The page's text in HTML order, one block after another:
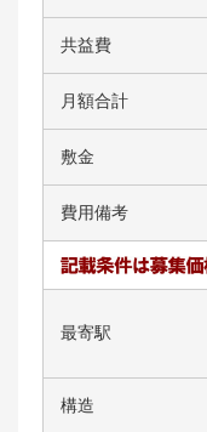
共益費
月額合計
敷金
費用備考
最寄駅
構造